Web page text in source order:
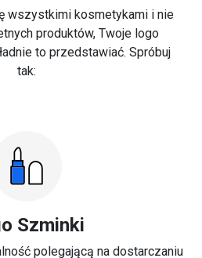
wszystkimi kosmetykami i nie
produktów, Twoje logo
to przedstawiać. Spróbuj
tak:
Szminki
polegającą na dostarczaniu